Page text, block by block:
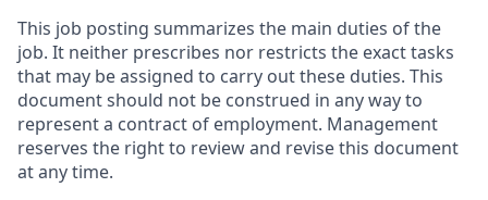
This job posting summarizes the main duties of the
job. It neither prescribes nor restricts the exact tasks
that may be assigned to carry out these duties. This
document should not be construed in any way to
represent a contract of employment. Management
reserves the right to review and revise this document
at any time.